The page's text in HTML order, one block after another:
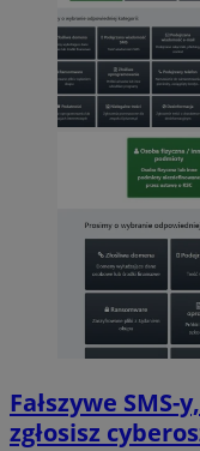
Fałszywe
zgłosisz